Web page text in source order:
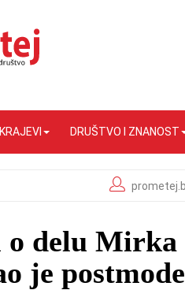
DRUŠTVO I ZNANOST
o delu
je